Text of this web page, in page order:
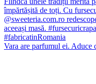
Vara are parfumul ei. Aduce